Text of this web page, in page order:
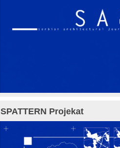
SPATTERN Projekat